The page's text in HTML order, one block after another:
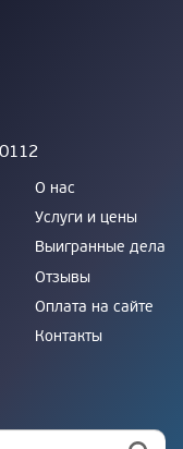
О нас
Услуги и цены
Выигранные дела
Отзывы
Оплата на сайте
Контакты